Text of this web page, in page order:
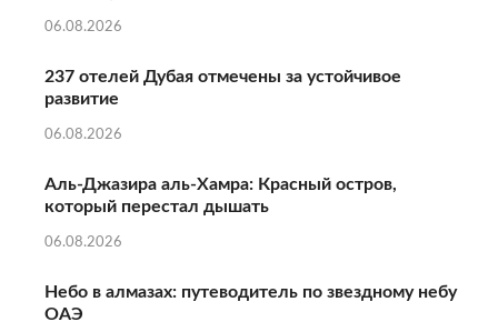
06.08.2026
237 отелей Дубая отмечены за устойчивое
развитие
06.08.2026
Аль‑Джазира аль‑Хамра: Красный остров,
который перестал дышать
06.08.2026
Небо в алмазах: путеводитель по звездному небу
ОАЭ